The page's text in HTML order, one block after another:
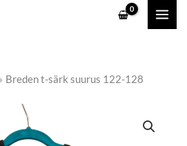
Breden t-särk suurus 122-128